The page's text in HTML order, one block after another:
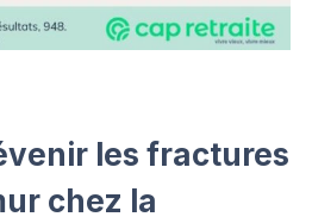
les fractures
chez la